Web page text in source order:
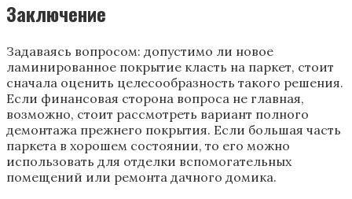
Заключение
Задаваясь вопросом: допустимо ли новое
ламинированное покрытие класть на паркет, стоит
сначала оценить целесообразность такого решения.
Если финансовая сторона вопроса не главная,
возможно, стоит рассмотреть вариант полного
демонтажа прежнего покрытия. Если большая часть
паркета в хорошем состоянии, то его можно
использовать для отделки вспомогательных
помещений или ремонта дачного домика.